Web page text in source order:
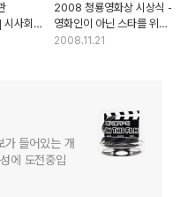
사회
2008 청룡영화상 시상식 -
영화인이 아닌 스타를 위한
그들만의 잔치
2008.11.21
들어있는 개
에 도전중입